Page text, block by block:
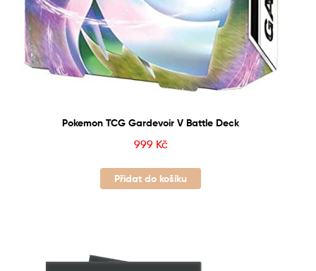
Pokemon TCG Gardevoir V Battle Deck
999 Kč
Přidat do košíku